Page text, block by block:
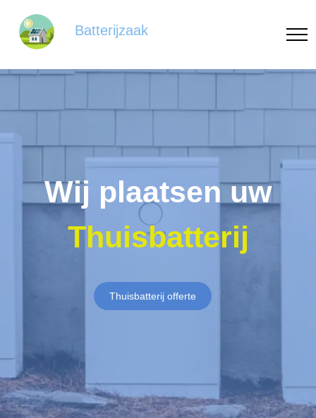
Batterijzaak
Wij plaatsen uw
Thuisbatterij
Thuisbatterij offerte